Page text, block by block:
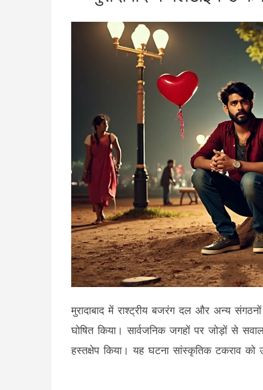
मुरादाबाद में राश्ट्रीय बजरंग दल और अन्य
घोषित किया। सार्वजनिक जगहों पर जोड़ों से
हस्तक्षेप किया। यह घटना सांस्कृतिक टकराव को